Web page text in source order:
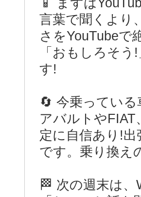
📱 まずは
言葉で聞くより
さをYouTubeで
「おもしろそ
す!
🔄 今乗ってい
アバルトや
定に自信あり!
です。乗り換え
🏁 次の週末は